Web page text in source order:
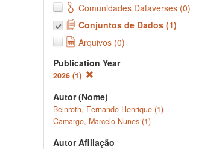
Comunidades Dataverses (0)
Conjuntos de Dados (1)
Arquivos (0)
Publication Year
2026 (1)
Autor (Nome)
Beinroth, Fernando Henrique (1)
Camargo, Marcelo Nunes (1)
Autor Afiliação